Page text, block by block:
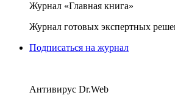
Журнал «Главная книга»
Журнал готовых экспертных
Подписаться на журнал
Антивирус Dr.Web